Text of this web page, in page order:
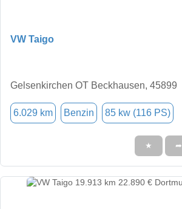
VW Taigo
Gelsenkirchen OT Beckhausen, 45899
6.029 km Benzin 85 kw (116 PS)
★ ➦